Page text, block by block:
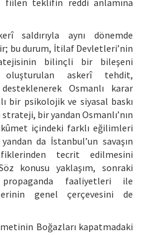
fiilen teklifin reddi anlamına
saldırıyla aynı dönemde
bu durum, İtilaf Devletleri’nin
bilinçli bir bileşeni
oluşturulan askerî tehdit,
Osmanlı karar
bir psikolojik ve siyasal baskı
bir yandan Osmanlı’nın
içindeki farklı eğilimleri
da İstanbul’un savaşın
tecrit edilmesini
konusu yaklaşım, sonraki
propaganda faaliyetleri ile
genel çerçevesini de
Boğazları kapatmadaki